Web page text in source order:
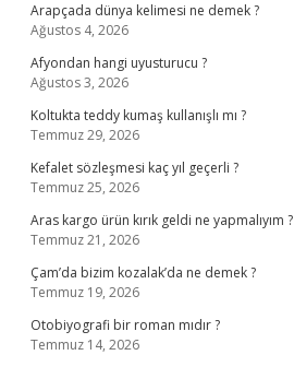
Arapçada dünya kelimesi ne demek ?
Ağustos 4, 2026
Afyondan hangi uyusturucu ?
Ağustos 3, 2026
Koltukta teddy kumaş kullanışlı mı ?
Temmuz 29, 2026
Kefalet sözleşmesi kaç yıl geçerli ?
Temmuz 25, 2026
Aras kargo ürün kırık geldi ne yapmalıyım ?
Temmuz 21, 2026
Çam’da bizim kozalak’da ne demek ?
Temmuz 19, 2026
Otobiyografi bir roman mıdır ?
Temmuz 14, 2026